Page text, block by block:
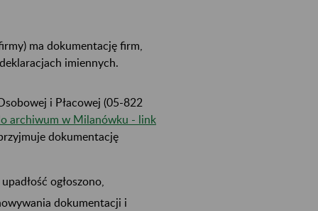
ma dokumentację firm,
imiennych.
i Płacowej (05-822
archiwum w Milanówku - link
dokumentację
ogłoszono,
dokumentacji i